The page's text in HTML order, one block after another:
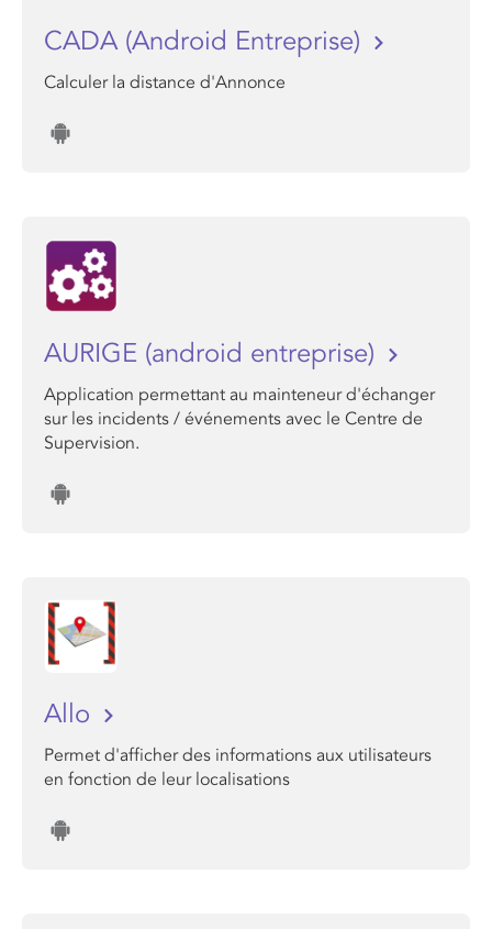
CADA (Android Entreprise)
Calculer la distance d'Annonce
AURIGE (android entreprise)
Application permettant au mainteneur d'échanger
sur les incidents / événements avec le Centre de
Supervision.
Allo
Permet d'afficher des informations aux utilisateurs
en fonction de leur localisations